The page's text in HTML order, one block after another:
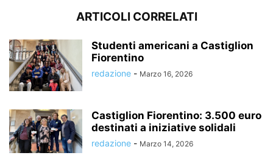
ARTICOLI CORRELATI
Studenti americani a Castiglion
Fiorentino
redazione - Marzo 16, 2026
Castiglion Fiorentino: 3.500 euro
destinati a iniziative solidali
redazione - Marzo 14, 2026